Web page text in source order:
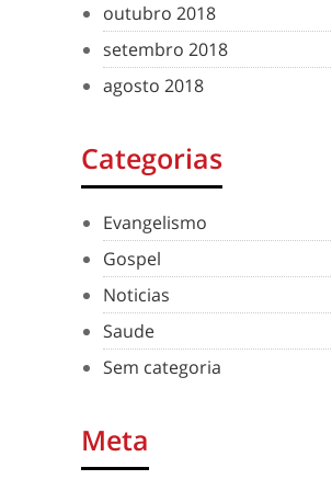
outubro 2018
setembro 2018
agosto 2018
Categorias
Evangelismo
Gospel
Noticias
Saude
Sem categoria
Meta